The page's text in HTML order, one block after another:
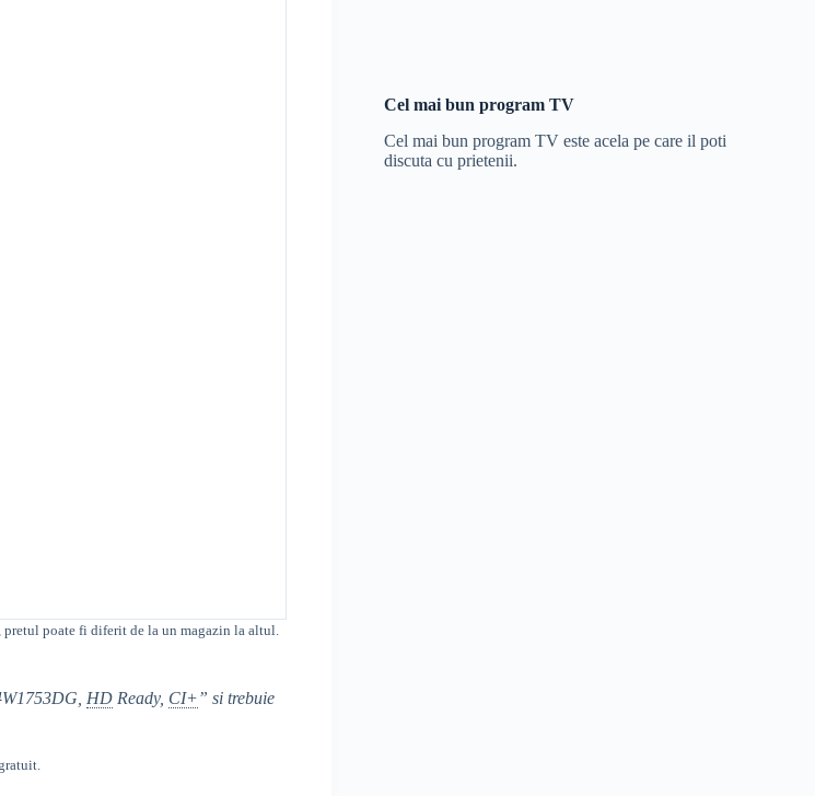
poate fi diferit de la un magazin la altul
HD Ready, CI+” si trebuie
Cel mai bun program TV
Cel mai bun program TV este acela pe care il poti
discuta cu prietenii.